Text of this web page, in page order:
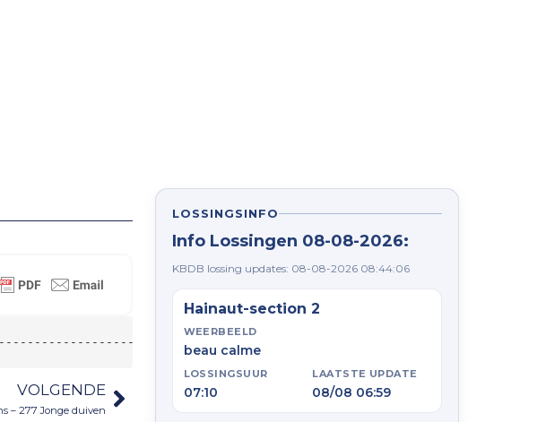
SOISSONS 17-08-25 97 Oude & Jaarse Deelnemers:5
VOLGENDE
– 277 Jonge duiven
LOSSINGSINFO
Info Lossingen 08-08-2026:
KBDB lossing updates: 08-08-2026 08:44:06
Hainaut-section 2
WEERBEELD
beau calme
LOSSINGSUUR
07:10
LAATSTE UPDATE
08/08 06:59